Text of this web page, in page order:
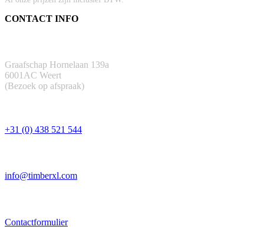
CONTACT INFO
Graafschap Hornelaan 139a
6001AC Weert
(Bezoek op afspraak)
+31 (0) 438 521 544
info@timberxl.com
Contactformulier